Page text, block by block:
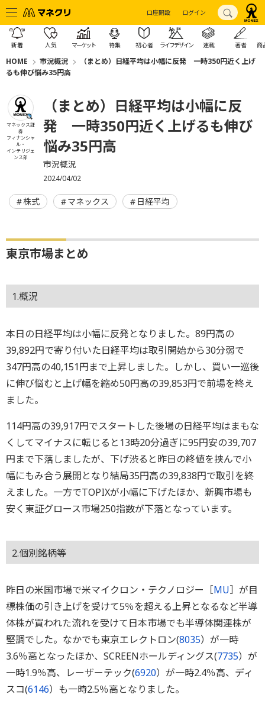
口座開設 ログイン
新着 人気 マーケット 特集 初心者 ライフデザイン 連載 著者 商
HOME 市況概況
（まとめ）日経平均は小幅に反発 一時350円近く上げ
るも伸び悩み35円高
マネックス証
券
フィナンシャ
ル・
インテリジェ
ンス部
（まとめ）日経平均は小幅に反
発 一時350円近く上げるも伸び
悩み35円高
市況概況
2024/04/02
株式 マネックス 日経平均
東京市場まとめ
1.概況
本日の日経平均は小幅に反発となりました。89円高の
39,892円で寄り付いた日経平均は取引開始から30分弱で
347円高の40,151円まで上昇しました。しかし、買い一巡後
に伸び悩むと上げ幅を縮め50円高の39,853円で前場を終え
ました。
114円高の39,917円でスタートした後場の日経平均はまもな
くしてマイナスに転じると13時20分過ぎに95円安の39,707
円まで下落しましたが、下げ渋ると昨日の終値を挟んで小
幅にもみ合う展開となり結局35円高の39,838円で取引を終
えました。一方でTOPIXが小幅に下げたほか、新興市場も
安く東証グロース市場250指数が下落となっています。
2.個別銘柄等
昨日の米国市場で米マイクロン・テクノロジー［MU］が目
標株価の引き上げを受けて5％を超える上昇となるなど半導
体株が買われた流れを受けて日本市場でも半導体関連株が
堅調でした。なかでも東京エレクトロン(8035）が一時
3.6％高となったほか、SCREENホールディングス(7735）が
一時1.9％高、レーザーテック(6920）が一時2.4％高、ディ
スコ(6146）も一時2.5％高となりました。